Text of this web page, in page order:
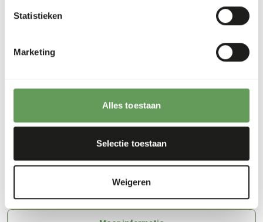
Statistieken
Marketing
Alles toestaan
Selectie toestaan
Weigeren
Productsheet
GA784
WARNING:
VERWACHTE LEVERTIJD MIN. 5 WERKDAGEN